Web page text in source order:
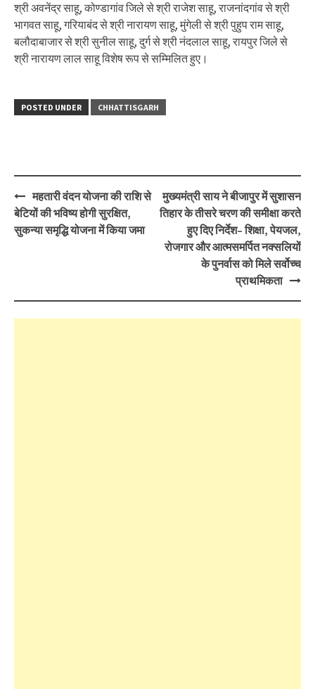
श्री अवनेंद्र साहू, कोण्डागांव जिले से श्री राजेश साहू, राजनांदगांव से श्री
भागवत साहू, गरियाबंद से श्री नारायण साहू, मुंगेली से श्री पुहुप राम साहू,
बलौदाबाजार से श्री सुनील साहू, दुर्ग से श्री नंदलाल साहू, रायपुर जिले से
श्री नारायण लाल साहू विशेष रूप से सम्मिलित हुए।
POSTED UNDER CHHATTISGARH
Post
navigation
महतारी वंदन योजना की राशि से
बेटियों की भविष्य होगी सुरक्षित,
सुकन्या समृद्धि योजना में किया जमा
मुख्यमंत्री साय ने बीजापुर में सुशासन
तिहार के तीसरे चरण की समीक्षा करते
हुए दिए निर्देश– शिक्षा, पेयजल,
रोजगार और आत्मसमर्पित नक्सलियों
के पुनर्वास को मिले सर्वोच्च
प्राथमिकता